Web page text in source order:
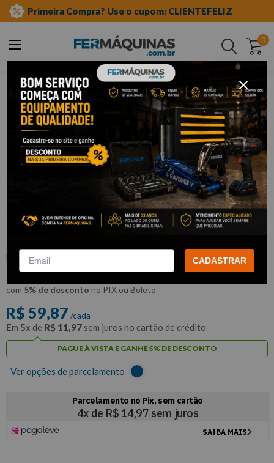
Primeira Compra? Use o cupom: CLIENTEFELIZ
0
Buscar
ferramentas manuais
soquetes e acessórios
soquetes de meia"
estriado longo
Soquete Estriado Longo 1/2" x 32 mm
- WAFT
:F6090
WAFT
R$56,88
com 5% de desconto no PIX ou Boleto
R$ 59,87 /cada
Em 5x de R$ 11,97 sem juros no cartão de crédito
PAGUE À VISTA E GANHE 5% DE DESCONTO
Ver opções de parcelamento
CADASTRAR